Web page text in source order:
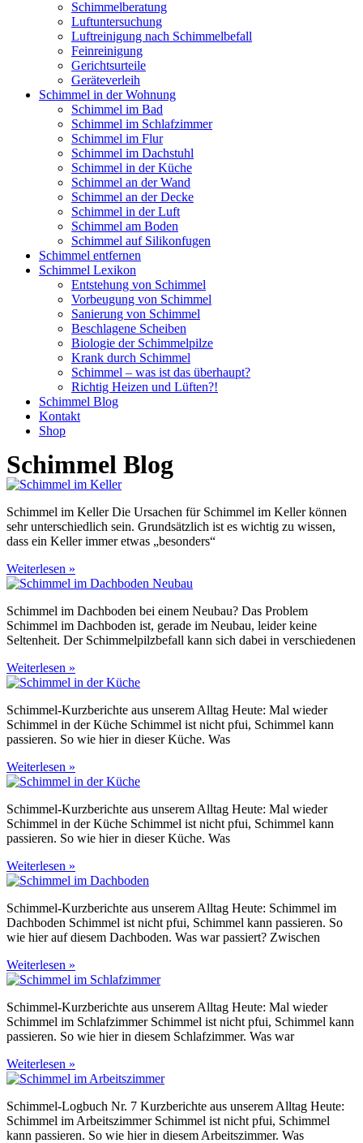
Schimmelberatung
Luftuntersuchung
Luftreinigung nach Schimmelbefall
Feinreinigung
Gerichtsurteile
Geräteverleih
Schimmel in der Wohnung
Schimmel im Bad
Schimmel im Schlafzimmer
Schimmel im Flur
Schimmel im Dachstuhl
Schimmel in der Küche
Schimmel an der Wand
Schimmel an der Decke
Schimmel in der Luft
Schimmel am Boden
Schimmel auf Silikonfugen
Schimmel entfernen
Schimmel Lexikon
Entstehung von Schimmel
Vorbeugung von Schimmel
Sanierung von Schimmel
Beschlagene Scheiben
Biologie der Schimmelpilze
Krank durch Schimmel
Schimmel – was ist das überhaupt?
Richtig Heizen und Lüften?!
Schimmel Blog
Kontakt
Shop
Schimmel Blog
Schimmel im Keller Die Ursachen für Schimmel im Keller können
sehr unterschiedlich sein. Grundsätzlich ist es wichtig zu wissen,
dass ein Keller immer etwas „besonders“
Weiterlesen »
Schimmel im Dachboden bei einem Neubau? Das Problem
Schimmel im Dachboden ist, gerade im Neubau, leider keine
Seltenheit. Der Schimmelpilzbefall kann sich dabei in verschiedenen
Weiterlesen »
Schimmel-Kurzberichte aus unserem Alltag Heute: Mal wieder
Schimmel in der Küche Schimmel ist nicht pfui, Schimmel kann
passieren. So wie hier in dieser Küche. Was
Weiterlesen »
Schimmel-Kurzberichte aus unserem Alltag Heute: Mal wieder
Schimmel in der Küche Schimmel ist nicht pfui, Schimmel kann
passieren. So wie hier in dieser Küche. Was
Weiterlesen »
Schimmel-Kurzberichte aus unserem Alltag Heute: Schimmel im
Dachboden Schimmel ist nicht pfui, Schimmel kann passieren. So
wie hier auf diesem Dachboden. Was war passiert? Zwischen
Weiterlesen »
Schimmel-Kurzberichte aus unserem Alltag Heute: Mal wieder
Schimmel im Schlafzimmer Schimmel ist nicht pfui, Schimmel kann
passieren. So wie hier in diesem Schlafzimmer. Was war
Weiterlesen »
Schimmel-Logbuch Nr. 7 Kurzberichte aus unserem Alltag Heute:
Schimmel im Arbeitszimmer Schimmel ist nicht pfui, Schimmel
kann passieren. So wie hier in diesem Arbeitszimmer. Was